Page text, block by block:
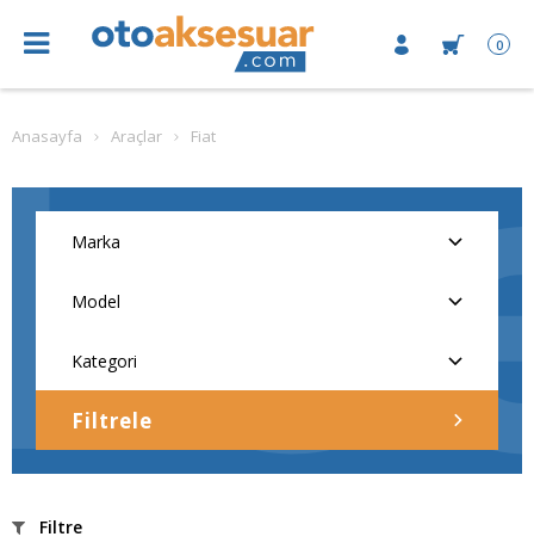
0
Anasayfa Araçlar Fiat
Filtrele
Filtre